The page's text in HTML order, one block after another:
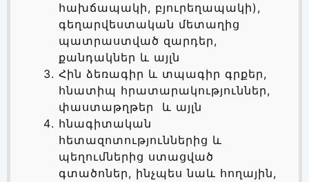
հախճապակի, բյուրեղապակի),
գեղարվեստական մետաղից
պատրաստված զարդեր,
քանդակներ և այլն
Հին ձեռագիր և տպագիր գրքեր,
հնատիպ հրատարակություններ,
փաստաթղթեր և այլն
հնագիտական
հետազոտություններից և
պեղումներից ստացված
գտածոներ, ինչպես նաև հողային,